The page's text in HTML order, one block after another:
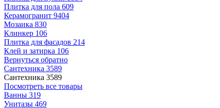
Плитка для пола 609
Керамогранит 9404
Мозаика 830
Клинкер 106
Плитка для фасадов 214
Клей и затирка 106
Вернуться обратно
Сантехника 3589
Сантехника 3589
Посмотреть все товары
Ванны 319
Унитазы 469